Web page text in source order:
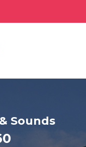
Sounds